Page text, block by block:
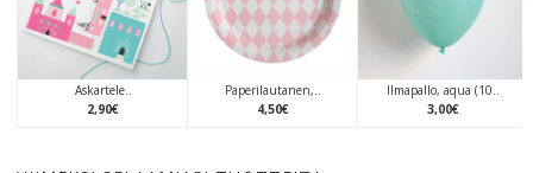
Askartele..
2,90€
Paperilautanen,..
4,50€
Ilmapallo, aqua (10..
3,00€